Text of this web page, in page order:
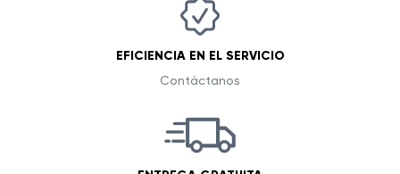
EFICIENCIA EN EL SERVICIO
Contáctanos